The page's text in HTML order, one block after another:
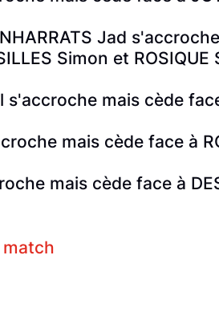
Jad
Simon et ROSIQUE
s'accroche mais cède
mais cède face à
mais cède face à